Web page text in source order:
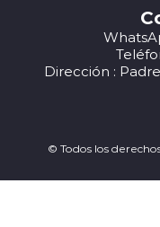
Dirección :
© Todos los